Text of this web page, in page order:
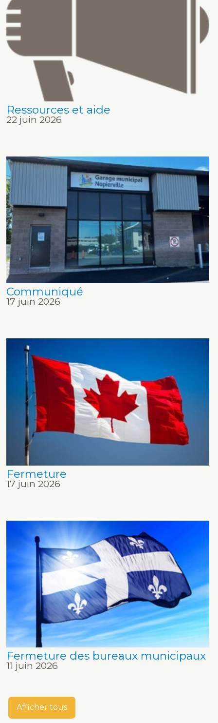
Ressources et aide
22 juin 2026
Communiqué
17 juin 2026
Fermeture
17 juin 2026
Fermeture des bureaux municipaux
11 juin 2026
Afficher tous